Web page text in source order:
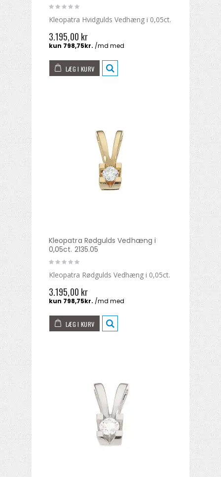
Kleopatra Hvidgulds Vedhæng i 0,05ct.
3.195,00 kr
LÆG I KURV
Kleopatra Rødgulds Vedhæng i
0,05ct. 2135.05
Kleopatra Rødgulds Vedhæng i 0,05ct.
3.195,00 kr
LÆG I KURV